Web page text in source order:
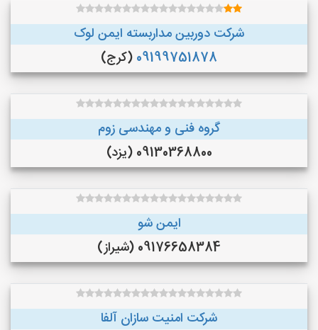
شرکت دوربین مداربسته ایمن لوک
09199751878 (کرج)
گروه فنی و مهندسی زوم
09130368800 (یزد)
ایمن شو
09176658384 (شیراز)
شرکت امنیت سازان آلفا